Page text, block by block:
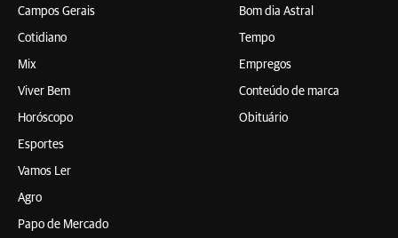
Campos Gerais
Cotidiano
Mix
Viver Bem
Horóscopo
Esportes
Vamos Ler
Agro
Papo de Mercado
Bom dia Astral
Tempo
Empregos
Conteúdo de marca
Obituário